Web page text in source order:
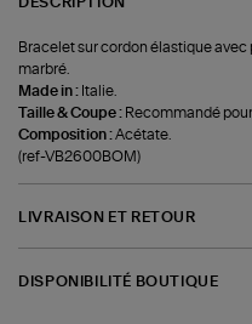
Bracelet sur cordon élastique
marbré.
Made in : Italie.
Taille & Coupe : Recommandé pour
Composition :Acétate.
(ref-VB2600BOM)
LIVRAISON ET RETOUR
DISPONIBILITÉ BOUTIQUE